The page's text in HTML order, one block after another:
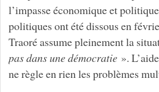
l’impasse économique et
politiques ont été dissous en
Traoré assume pleinement la
pas dans une démocratie».
ne règle en rien les problèmes